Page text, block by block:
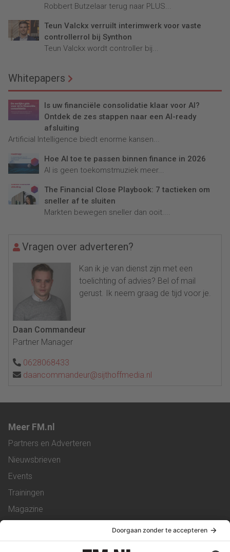
Robbert Butzelaar terug naar PLUS...
Teun Valckx verruilt interimwerk voor vaste
controllerrol bij Synthon
Teun Valckx wordt controller bij...
Whitepapers
Is uw financiële consolidatie klaar voor AI?
Ontdek de zes stappen naar een AI-ready
afsluiting
Artificial Intelligence biedt enorme kansen...
Hoe AI toe te passen binnen finance in 2026
AI is geen toekomstmuziek meer...
The Financial Close Playbook: 7 tactieken om
sneller af te sluiten
Markten bewegen sneller dan ooit....
Vragen over adverteren?
Kan ik je van dienst zijn met een
toelichting of advies? Bel of mail
gerust. Ik neem graag de tijd voor je.
Daan Commandeur
Partner Manager
0628068433
daancommandeur@sijthoffmedia.nl
Meer FM.nl
Partners en Adverteren
Nieuwsbrieven
Events
Trainingen
Magazine
Service & Contact